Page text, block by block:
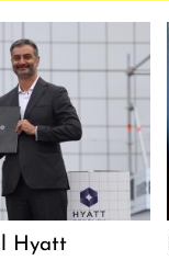
Hyatt